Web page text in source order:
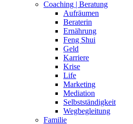
Coaching | Beratung
Aufräumen
Beraterin
Ernährung
Feng Shui
Geld
Karriere
Krise
Life
Marketing
Mediation
Selbstständigkeit
Wegbegleitung
Familie